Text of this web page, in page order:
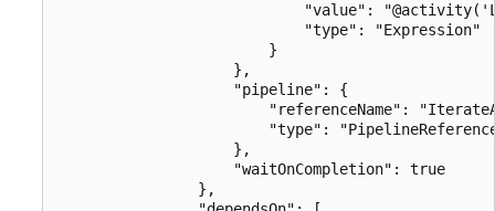
"value":
                            "type": "Expression"
                        }
                    },
                    "pipeline": {
"referenceName":
"type":
                    },
                    "waitOnCompletion": true
                },